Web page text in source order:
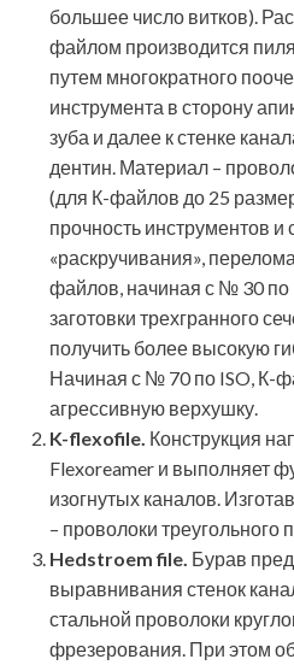
большее число витков).
файлом производится
путем многократного
инструмента в сторону
зуба и далее к стенке
дентин. Материал –
(для К-файлов до 25
прочность инструментов и
«раскручивания»,
файлов, начиная с № 30 по
заготовки трехгранного
получить более высокую
Начиная с № 70 по ISO, К-
агрессивную верхушку.
K-flexofile. Конструкция
Flexoreamer и выполняет
изогнутых каналов.
– проволоки треугольного
Hedstroem file. Бурав
выравнивания стенок
стальной проволоки
фрезерования. При этом